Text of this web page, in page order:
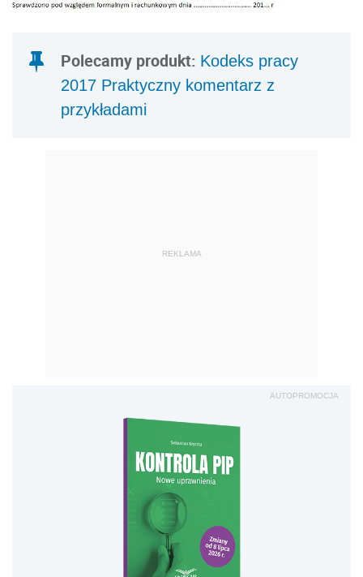
Polecamy produkt: Kodeks pracy
2017 Praktyczny komentarz z
przykładami
REKLAMA
AUTOPROMOCJA